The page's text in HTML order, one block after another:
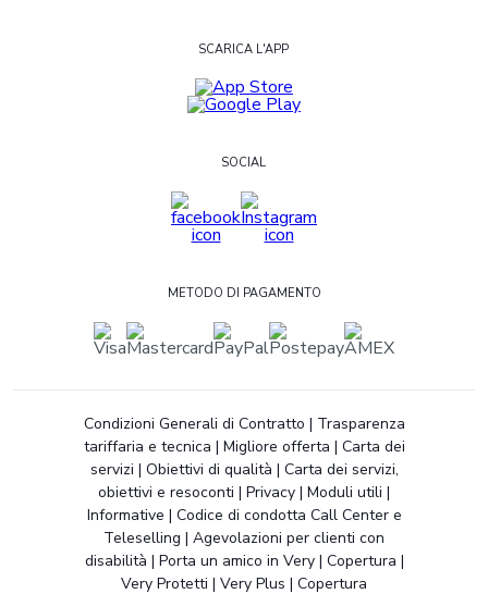
SCARICA L'APP
SOCIAL
METODO DI PAGAMENTO
Condizioni Generali di Contratto | Trasparenza
tariffaria e tecnica | Migliore offerta | Carta dei
servizi | Obiettivi di qualità | Carta dei servizi,
obiettivi e resoconti | Privacy | Moduli utili |
Informative | Codice di condotta Call Center e
Teleselling | Agevolazioni per clienti con
disabilità | Porta un amico in Very| Copertura |
Very Protetti | Very Plus | Copertura